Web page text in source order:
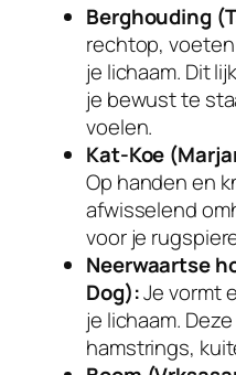
Berghouding
rechtop, voeten
je lichaam. Dit
je bewust te
voelen.
Kat-Koe
Op handen en
afwisselend
voor je
Neerwaartse
Dog):Je vormt
je lichaam.
hamstrings,